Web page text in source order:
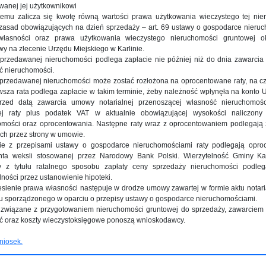
jej użytkownikowi
zalicza się kwotę równą wartości prawa użytkowania wieczystego tej
obowiązujących na dzień sprzedaży – art. 69 ustawy o gospodarce
oraz prawa użytkowania wieczystego nieruchomości gruntowej
na zlecenie Urzędu Miejskiego w Karlinie.
nieruchomości podlega zapłacie nie później niż do dnia zawarcia
nieruchomości.
nieruchomości może zostać rozłożona na oprocentowane raty, na
rata podlega zapłacie w takim terminie, żeby należność wpłynęła na konto
datą zawarcia umowy notarialnej przenoszącej własność
raty plus podatek VAT w aktualnie obowiązującej wysokości
oraz oprocentowania. Następne raty wraz z oprocentowaniem podlegają
przez strony w umowie.
z przepisami ustawy o gospodarce nieruchomościami raty podlegają
weksli stosowanej przez Narodowy Bank Polski. Wierzytelność Gminy
z tytułu ratalnego sposobu zapłaty ceny sprzedaży nieruchomości
przez ustanowienie hipoteki.
prawa własności następuje w drodze umowy zawartej w formie aktu
sporządzonego w oparciu o przepisy ustawy o gospodarce nieruchomościami.
z przygotowaniem nieruchomości gruntowej do sprzedaży,
oraz koszty wieczystoksięgowe ponoszą wnioskodawcy.